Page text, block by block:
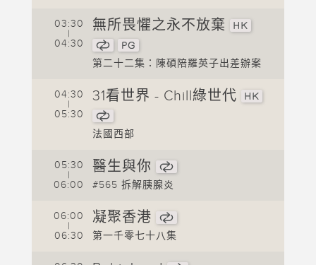
03:30
|
04:30
無所畏懼之永不放棄
第二十二集：陳碩陪羅英子出差辦案
04:30
|
05:30
31看世界 - Chill綠世代
法國西部
05:30
|
06:00
醫生與你
#565 拆解胰腺炎
06:00
|
06:30
凝聚香港
第一千零七十八集